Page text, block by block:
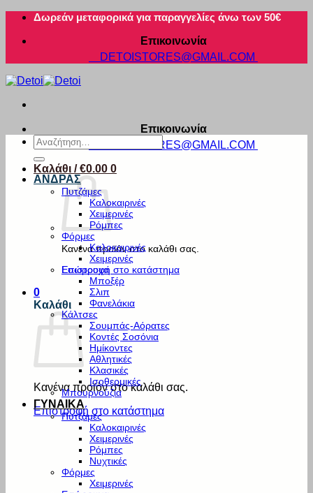
Μετάβαση
περιεχόμενο
Δωρεάν μεταφορικά για παραγγελίες άνω των 50€
Επικοινωνία
DETOISTORES@GMAIL.COM
Επικοινωνία
DETOISTORES@GMAIL.COM
Καλάθι /€0.00 0
Κανένα προϊόν στο καλάθι σας.
Επιστροφή στο κατάστημα
0
Καλάθι
Κανένα προϊόν στο καλάθι σας.
Επιστροφή στο κατάστημα
Αναζήτηση
για:
ΑΝΔΡΑΣ
Πυτζάμες
Καλοκαιρινές
Χειμερινές
Ρόμπες
Φόρμες
Καλοκαιρινές
Χειμερινές
Εσώρουχα
Μποξέρ
Σλιπ
Φανελάκια
Κάλτσες
Σουμπάς-Αόρατες
Κοντές Σοσόνια
Ημίκοντες
Αθλητικές
Κλασικές
Ισοθερμικές
Μπουρνούζια
ΓΥΝΑΙΚΑ
Πυτζάμες
Καλοκαιρινές
Χειμερινές
Ρόμπες
Νυχτικές
Φόρμες
Χειμερινές